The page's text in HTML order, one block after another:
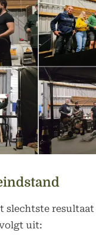
slechtste resultaat
uit: